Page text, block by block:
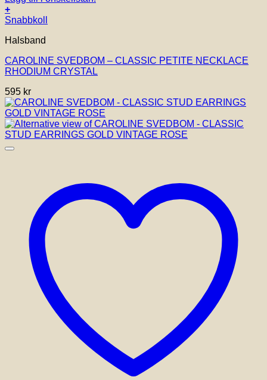
+
Snabbkoll
Halsband
CAROLINE SVEDBOM – CLASSIC PETITE NECKLACE
RHODIUM CRYSTAL
595 kr